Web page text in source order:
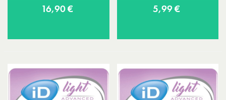
16,90 € 5,99 €